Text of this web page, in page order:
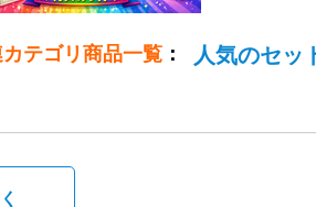
カテゴリ商品一覧 ： 人気のセッ